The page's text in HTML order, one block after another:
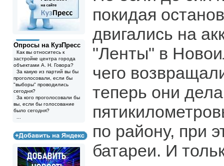
Опросы на КузПресс
Как вы относитесь к
застройке центра города
объектами А. Н. Говора?
За какую из партий вы бы
проголосовали, если бы
"выборы" проводились
сегодня?
За кого проголосовали бы
вы, если бы голосование
было сегодня?
покидая
двигались на
"Ленты" в
чего
теперь они
по району, при
батареи. И